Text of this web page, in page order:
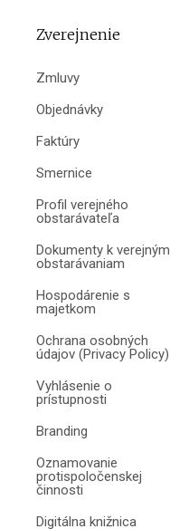
Zverejnenie
Zmluvy
Objednávky
Faktúry
Smernice
Profil verejného
obstarávateľa
Dokumenty k verejným
obstarávaniam
Hospodárenie s
majetkom
Ochrana osobných
údajov (Privacy Policy)
Vyhlásenie o
prístupnosti
Branding
Oznamovanie
protispoločenskej
činnosti
Digitálna knižnica